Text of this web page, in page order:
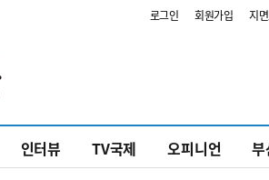
로그인 회원가입 지
인터뷰 TV국제 오피니언